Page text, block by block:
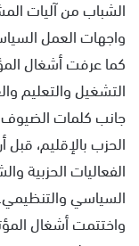
الشباب من آليات
واجهات العمل
كما عرفت أشغال
التشغيل والتعليم
جانب كلمات الضيوف
الحزب بالإقليم،
الفعاليات
السياسي والتنظيمي.
واختتمت أشغال